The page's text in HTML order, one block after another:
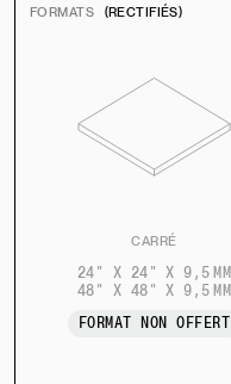
FORMATS (RECTIFIÉS)
CARRÉ
24" X 24" X 9,5 MM
48" X 48" X 9,5 MM
FORMAT NON OFFERT